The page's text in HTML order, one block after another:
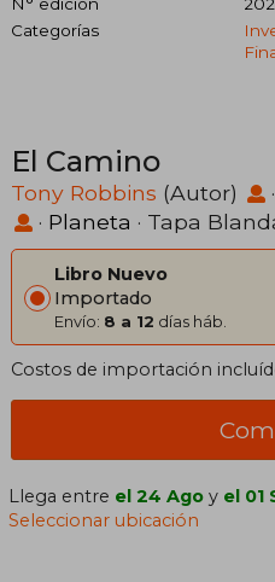
Categorías
El Camino
Tony Robbins (Autor) ·
· Planeta · Tapa
Libro Nuevo
Importado
Envío: 8 a 12 días háb.
Costos de importación
Llega entre el 24 Ago y el 01
Seleccionar ubicación